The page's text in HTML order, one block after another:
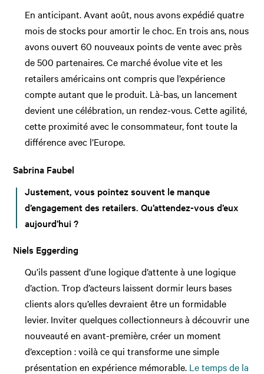
En anticipant. Avant août, nous avons expédié quatre
mois de stocks pour amortir le choc. En trois ans, nous
avons ouvert 60 nouveaux points de vente avec près
de 500 partenaires. Ce marché évolue vite et les
retailers américains ont compris que l’expérience
compte autant que le produit. Là-bas, un lancement
devient une célébration, un rendez-vous. Cette agilité,
cette proximité avec le consommateur, font toute la
différence avec l’Europe.
Sabrina Faubel
Justement, vous pointez souvent le manque
d’engagement des retailers. Qu’attendez-vous d’eux
aujourd’hui ?
Niels Eggerding
Qu’ils passent d’une logique d’attente à une logique
d’action. Trop d’acteurs laissent dormir leurs bases
clients alors qu’elles devraient être un formidable
levier. Inviter quelques collectionneurs à découvrir une
nouveauté en avant-première, créer un moment
d’exception : voilà ce qui transforme une simple
présentation en expérience mémorable. Le temps de la